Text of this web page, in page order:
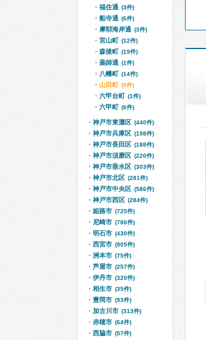
福住通 (3件)
船寺通 (6件)
摩耶海岸通 (3件)
宮山町 (12件)
森後町 (19件)
薬師通 (1件)
八幡町 (14件)
山田町 (5件)
六甲台町 (1件)
六甲町 (6件)
神戸市東灘区 (440件)
神戸市兵庫区 (198件)
神戸市長田区 (188件)
神戸市須磨区 (220件)
神戸市垂水区 (303件)
神戸市北区 (281件)
神戸市中央区 (586件)
神戸市西区 (284件)
姫路市 (725件)
尼崎市 (786件)
明石市 (430件)
西宮市 (905件)
洲本市 (75件)
芦屋市 (257件)
伊丹市 (320件)
相生市 (35件)
豊岡市 (93件)
加古川市 (313件)
赤穂市 (64件)
西脇市 (57件)